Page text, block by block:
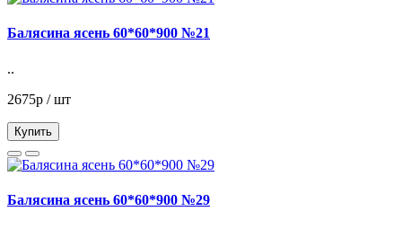
Балясина ясень 60*60*900 №21
..
2675р / шт
Купить
Балясина ясень 60*60*900 №29